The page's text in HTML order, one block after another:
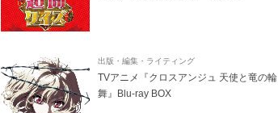
出版・編集・ライティング
TVアニメ『クロスアンジュ 天使と竜の輪
舞』Blu-ray BOX